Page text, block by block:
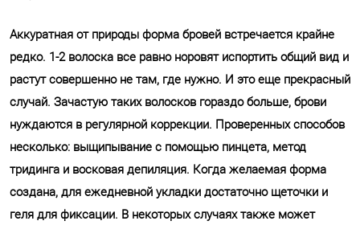
Отправить
Обработку своих персональных
Аккуратная от природы форма бровей встречается крайне
редко. 1-2 волоска все равно норовят испортить общий вид и
растут совершенно не там, где нужно. И это еще прекрасный
случай. Зачастую таких волосков гораздо больше, брови
нуждаются в регулярной коррекции. Проверенных способов
несколько: выщипывание с помощью пинцета, метод
тридинга и восковая депиляция. Когда желаемая форма
создана, для ежедневной укладки достаточно щеточки и
геля для фиксации. В некоторых случаях также может